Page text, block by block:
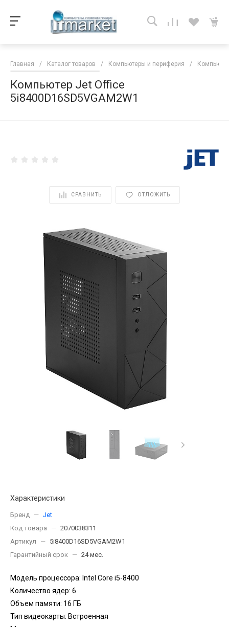
Главная / Каталог товаров / Компьютеры и периферия /
Компьютер Jet Office
5i8400D16SD5VGAM2W1
СРАВНИТЬ ОТЛОЖИТЬ
Характеристики
Бренд — Jet
Код товара
— 2070038311
Артикул
— 5i8400D16SD5VGAM2W1
Гарантийный срок
— 24 мес.
Модель процессора: Intel Core i5-8400
Количество ядер: 6
Объем памяти: 16 ГБ
Тип видеокарты: Встроенная